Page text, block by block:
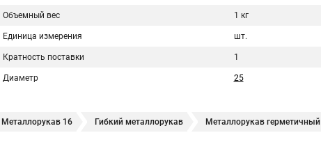
Объемный вес 1 кг
Единица измерения шт.
Кратность поставки 1
Диаметр 25
Металлорукав 16 Гибкий металлорукав Металлорукав герметичный